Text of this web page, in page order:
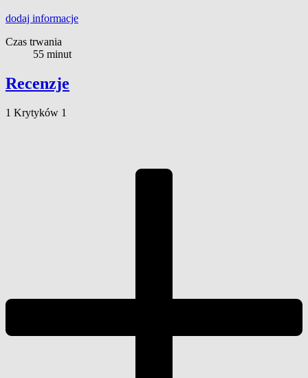
dodaj informacje
Czas trwania
55 minut
Recenzje
1 Krytyków 1